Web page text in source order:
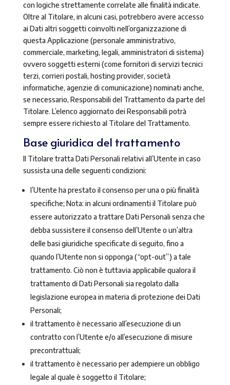
con logiche strettamente correlate alle finalità indicate.
Oltre al Titolare, in alcuni casi, potrebbero avere accesso
ai Dati altri soggetti coinvolti nell’organizzazione di
questa Applicazione (personale amministrativo,
commerciale, marketing, legali, amministratori di sistema)
ovvero soggetti esterni (come fornitori di servizi tecnici
terzi, corrieri postali, hosting provider, società
informatiche, agenzie di comunicazione) nominati anche,
se necessario, Responsabili del Trattamento da parte del
Titolare. L’elenco aggiornato dei Responsabili potrà
sempre essere richiesto al Titolare del Trattamento.
Base giuridica del trattamento
Il Titolare tratta Dati Personali relativi all’Utente in caso
sussista una delle seguenti condizioni:
l’Utente ha prestato il consenso per una o più finalità
specifiche; Nota: in alcuni ordinamenti il Titolare può
essere autorizzato a trattare Dati Personali senza che
debba sussistere il consenso dell’Utente o un’altra
delle basi giuridiche specificate di seguito, fino a
quando l’Utente non si opponga (“opt-out”) a tale
trattamento. Ciò non è tuttavia applicabile qualora il
trattamento di Dati Personali sia regolato dalla
legislazione europea in materia di protezione dei Dati
Personali;
il trattamento è necessario all’esecuzione di un
contratto con l’Utente e/o all’esecuzione di misure
precontrattuali;
il trattamento è necessario per adempiere un obbligo
legale al quale è soggetto il Titolare;